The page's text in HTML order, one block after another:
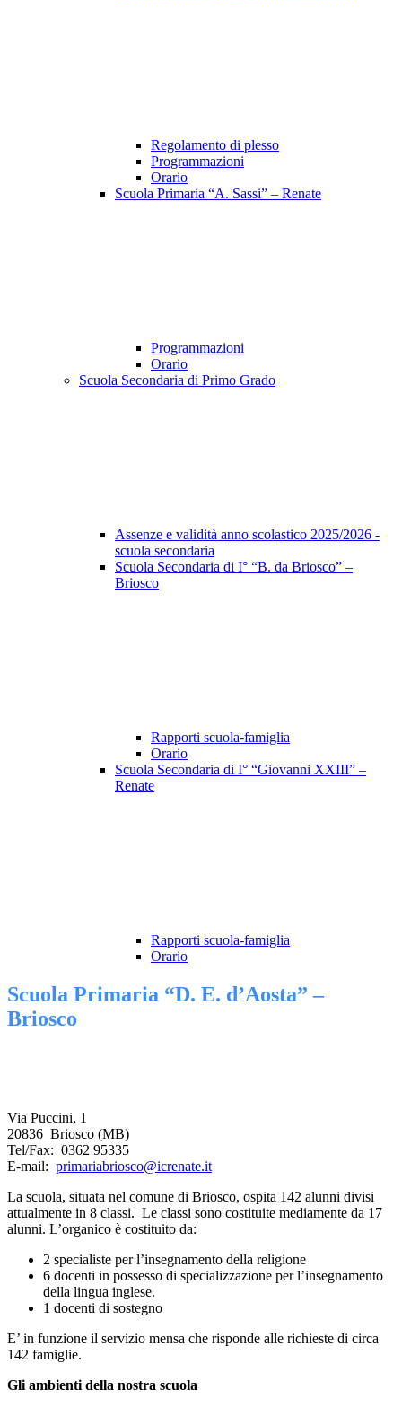
Regolamento di plesso
Programmazioni
Orario
Scuola Primaria “A. Sassi” – Renate
Programmazioni
Orario
Scuola Secondaria di Primo Grado
Assenze e validità anno scolastico 2025/2026 -
scuola secondaria
Scuola Secondaria di I° “B. da Briosco” –
Briosco
Rapporti scuola-famiglia
Orario
Scuola Secondaria di I° “Giovanni XXIII” –
Renate
Rapporti scuola-famiglia
Orario
Scuola Primaria “D. E. d’Aosta” –
Briosco
Via Puccini, 1
20836 Briosco (MB)
Tel/Fax: 0362 95335
E-mail: primariabriosco@icrenate.it
La scuola, situata nel comune di Briosco, ospita 142 alunni divisi
attualmente in 8 classi. Le classi sono costituite mediamente da 17
alunni. L’organico è costituito da:
2 specialiste per l’insegnamento della religione
6 docenti in possesso di specializzazione per l’insegnamento
della lingua inglese.
1 docenti di sostegno
E’ in funzione il servizio mensa che risponde alle richieste di circa
142 famiglie.
Gli ambienti della nostra scuola